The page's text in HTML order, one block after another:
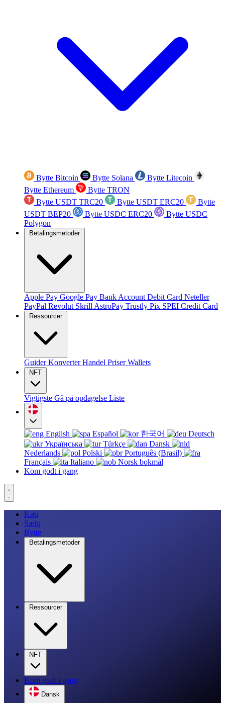
Bytte Bitcoin Bytte Solana
Bytte Litecoin
Bytte Ethereum
Bytte TRON
Bytte USDT TRC20
Bytte USDT ERC20
Bytte
USDT BEP20
Bytte USDC ERC20
Bytte USDC
Polygon
Betalingsmetoder
Apple Pay Google Pay Bank Account Debit Card Neteller
PayPal Revolut Skrill AstroPay Trustly Pix SPEI Credit Card
Ressourcer
GuiderKonverterHandel PriserWallets
NFT
Vigtigste Gå på opdagelse Liste
English Español 한국어
Deutsch
Українська
Türkçe
Dansk
Nederlands
Polski
Português (Brasil)
Français
Italiano
Norsk bokmål
Kom godt i gang
Køb
Sælg
Bytte
Betalingsmetoder
Ressourcer
NFT
Kom godt i gang
Dansk